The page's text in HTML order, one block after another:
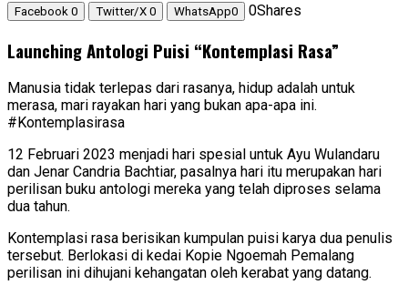
Facebook 0 Twitter/X 0 WhatsApp0 0Shares
Launching Antologi Puisi “Kontemplasi Rasa”
Manusia tidak terlepas dari rasanya, hidup adalah untuk
merasa, mari rayakan hari yang bukan apa-apa ini.
#Kontemplasirasa
12 Februari 2023 menjadi hari spesial untuk Ayu Wulandaru
dan Jenar Candria Bachtiar, pasalnya hari itu merupakan hari
perilisan buku antologi mereka yang telah diproses selama
dua tahun.
Kontemplasi rasa berisikan kumpulan puisi karya dua penulis
tersebut. Berlokasi di kedai Kopie Ngoemah Pemalang
perilisan ini dihujani kehangatan oleh kerabat yang datang.